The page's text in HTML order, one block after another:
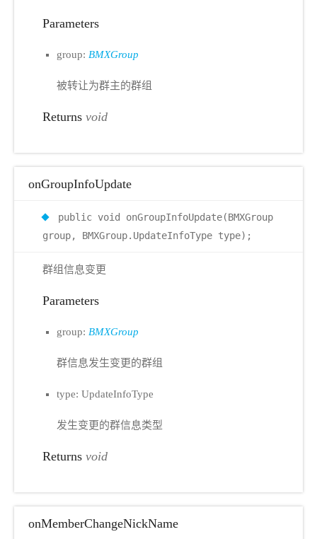
Parameters
group: BMXGroup
被转让为群主的群组
Returns void
onGroupInfoUpdate
public void onGroupInfoUpdate(BMXGroup
group, BMXGroup.UpdateInfoType type);
群组信息变更
Parameters
group: BMXGroup
群信息发生变更的群组
type: UpdateInfoType
发生变更的群信息类型
Returns void
onMemberChangeNickName